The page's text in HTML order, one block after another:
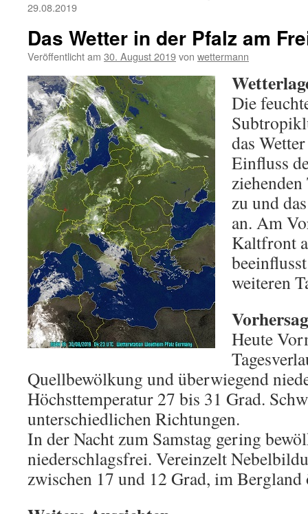
29.08.2019
Das Wetter in der Pfalz am
Veröffentlicht am 30. August 2019von wettermann
Die
das
Einfluss
zu und
an. Am
Kaltfront
weiteren
Heute
Quellbewölkung und überwiegend
Höchsttemperatur 27 bis 31 Grad.
unterschiedlichen Richtungen.
In der Nacht zum Samstag gering
niederschlagsfrei. Vereinzelt
zwischen 17 und 12 Grad, im